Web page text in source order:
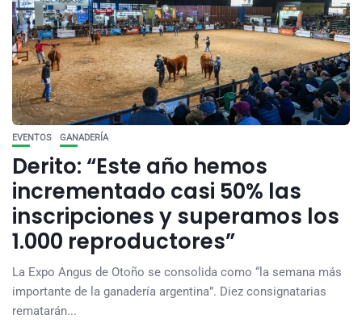
EVENTOS GANADERÍA
Derito: “Este año hemos
incrementado casi 50% las
inscripciones y superamos los
1.000 reproductores”
La Expo Angus de Otoño se consolida como “la semana más
importante de la ganadería argentina”. Diez consignatarias
rematarán...